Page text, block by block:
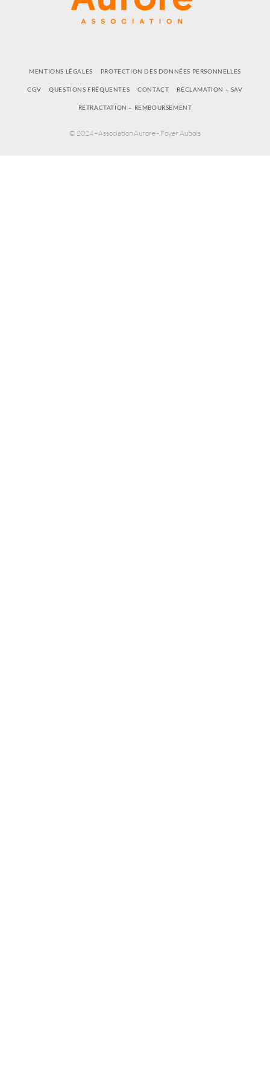
MENTIONS LÉGALES PROTECTION DES DONNÉES PERSONNELLES
CGV QUESTIONS FRÉQUENTES CONTACT RÉCLAMATION – SAV
RETRACTATION – REMBOURSEMENT
© 2024 - Association Aurore - Foyer Aubois